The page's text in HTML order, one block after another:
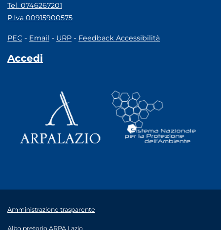
Tel. 0746267201
P.Iva 00915900575
PEC - Email - URP - Feedback Accessibilità
Accedi
Amministrazione trasparente
Albo pretorio ARPA Lazio